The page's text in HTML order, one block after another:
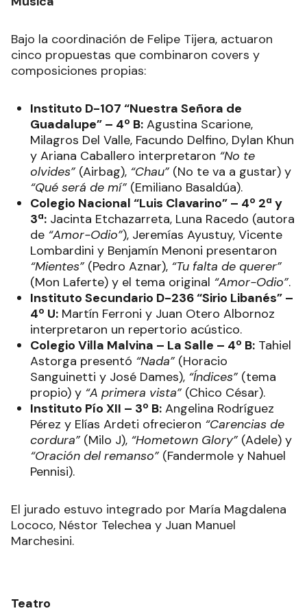
Bajo la coordinación de Felipe Tijera, actuaron
cinco propuestas que combinaron covers y
composiciones propias:
Instituto D-107 “Nuestra Señora de
Guadalupe” – 4º B: Agustina Scarione,
Milagros Del Valle, Facundo Delfino, Dylan Khun
y Ariana Caballero interpretaron “No te
olvides” (Airbag), “Chau” (No te va a gustar) y
“Qué será de mí” (Emiliano Basaldúa).
Colegio Nacional “Luis Clavarino” – 4º 2ª y
3ª: Jacinta Etchazarreta, Luna Racedo (autora
de “Amor-Odio”), Jeremías Ayustuy, Vicente
Lombardini y Benjamín Menoni presentaron
“Mientes” (Pedro Aznar), “Tu falta de querer”
(Mon Laferte) y el tema original “Amor-Odio”.
Instituto Secundario D-236 “Sirio Libanés” –
4º U: Martín Ferroni y Juan Otero Albornoz
interpretaron un repertorio acústico.
Colegio Villa Malvina – La Salle – 4º B: Tahiel
Astorga presentó “Nada” (Horacio
Sanguinetti y José Dames), “Índices” (tema
propio) y “A primera vista” (Chico César).
Instituto Pío XII – 3º B: Angelina Rodríguez
Pérez y Elías Ardeti ofrecieron “Carencias de
cordura” (Milo J), “Hometown Glory” (Adele) y
“Oración del remanso” (Fandermole y Nahuel
Pennisi).
El jurado estuvo integrado por María Magdalena
Lococo, Néstor Telechea y Juan Manuel
Marchesini.
Teatro